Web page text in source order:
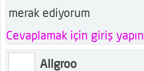
merak ediyorum
Cevaplamak için giriş yapın
Allgroo